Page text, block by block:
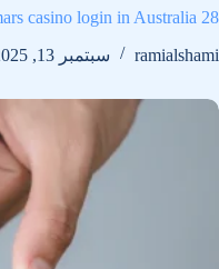
28 mars casino login in Australia
ramialshami
سبتمبر 13, 2025